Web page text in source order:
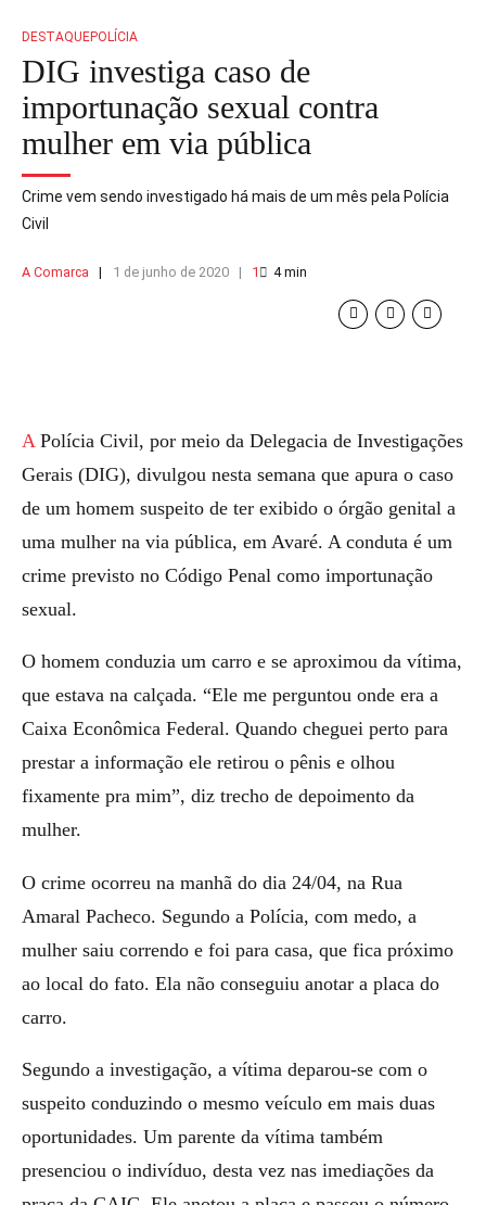
DESTAQUEPOLÍCIA
DIG investiga caso de
importunação sexual contra
mulher em via pública
Crime vem sendo investigado há mais de um mês pela Polícia
Civil
A Comarca 1 de junho de 2020 1 4min
A Polícia Civil, por meio da Delegacia de Investigações
Gerais (DIG), divulgou nesta semana que apura o caso
de um homem suspeito de ter exibido o órgão genital a
uma mulher na via pública, em Avaré. A conduta é um
crime previsto no Código Penal como importunação
sexual.
O homem conduzia um carro e se aproximou da vítima,
que estava na calçada. “Ele me perguntou onde era a
Caixa Econômica Federal. Quando cheguei perto para
prestar a informação ele retirou o pênis e olhou
fixamente pra mim”, diz trecho de depoimento da
mulher.
O crime ocorreu na manhã do dia 24/04, na Rua
Amaral Pacheco. Segundo a Polícia, com medo, a
mulher saiu correndo e foi para casa, que fica próximo
ao local do fato. Ela não conseguiu anotar a placa do
carro.
Segundo a investigação, a vítima deparou-se com o
suspeito conduzindo o mesmo veículo em mais duas
oportunidades. Um parente da vítima também
presenciou o indivíduo, desta vez nas imediações da